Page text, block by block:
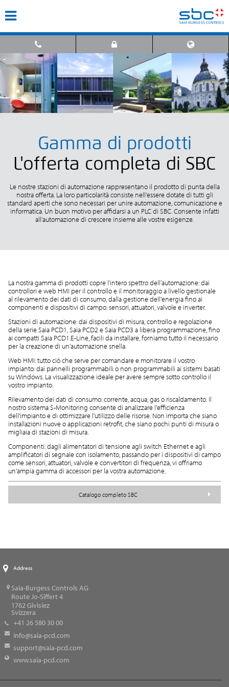
Gamma di prodotti
L'offerta completa di SBC
Le nostre stazioni di automazione rappresentano il prodotto di punta della
nostra offerta. La loro particolarità consiste nell'essere dotate di tutti gli
standard aperti che sono necessari per unire automazione, comunicazione e
informatica. Un buon motivo per affidarsi a un PLC di SBC. Consente infatti
all'automazione di crescere insieme alle vostre esigenze.
La nostra gamma di prodotti copre l'intero spettro dell’automazione: dai
controllori e web HMI per il controllo e il monitoraggio a livello gestionale
al rilevamento dei dati di consumo, dalla gestione dell'energia fino ai
componenti e dispositivi di campo: sensori, attuatori, valvole e inverter.
Stazioni di automazione: dai dispositivi di misura, controllo e regolazione
della serie Saia PCD1, Saia PCD2 e Saia PCD3 a libera programmazione, fino
ai compatti Saia PCD1.E-Line, facili da installare, forniamo tutto il necessario
per la creazione di un'automazione snella.
Web HMI: tutto ciò che serve per comandare e monitorare il vostro
impianto: dai pannelli programmabili o non programmabili ai sistemi basati
su Windows. La visualizzazione ideale per avere sempre sotto controllo il
vostro impianto.
Rilevamento dei dati di consumo: corrente, acqua, gas o riscaldamento. Il
nostro sistema S-Monitoring consente di analizzare l'efficienza
dell'impianto e di ottimizzare l'utilizzo delle risorse. Non importa che siano
installazioni nuove o applicazioni retrofit, che siano pochi punti di misura o
migliaia di stazioni di misura.
Componenti: dagli alimentatori di tensione agli switch Ethernet e agli
amplificatori di segnale con isolamento, passando per i dispositivi di campo
come sensori, attuatori, valvole e convertitori di frequenza, vi offriamo
un'ampia gamma di accessori per la vostra automazione.
Catalogo completo SBC
Address
Saia-Burgess Controls AG
Route Jo-Siffert 4
1762Givisiez
Svizzera
+41 26 580 30 00
info@saia-pcd.com
support@saia-pcd.com
www.saia-pcd.com